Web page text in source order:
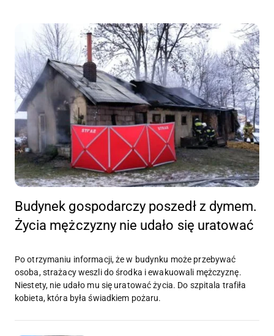
Budynek gospodarczy poszedł z dymem.
Życia mężczyzny nie udało się uratować
Po otrzymaniu informacji, że w budynku może przebywać
osoba, strażacy weszli do środka i ewakuowali mężczyznę.
Niestety, nie udało mu się uratować życia. Do szpitala trafiła
kobieta, która była świadkiem pożaru.